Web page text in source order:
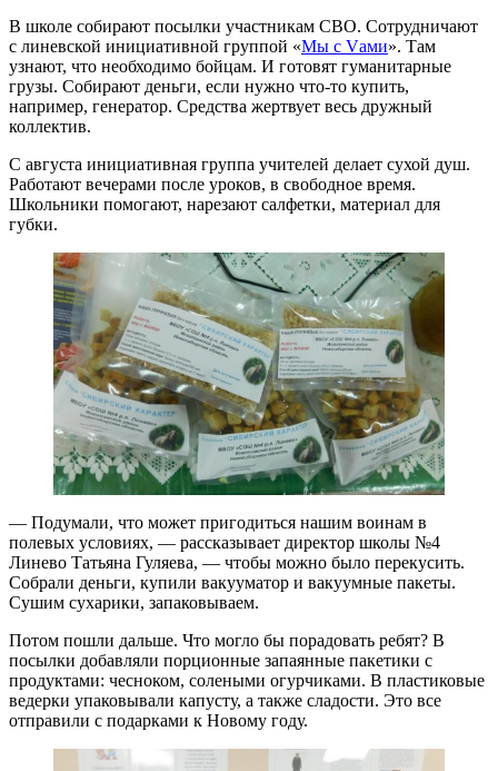
В школе собирают посылки участникам СВО. Сотрудничают
с линевской инициативной группой «Мы с Vами». Там
узнают, что необходимо бойцам. И готовят гуманитарные
грузы. Собирают деньги, если нужно что-то купить,
например, генератор. Средства жертвует весь дружный
коллектив.
С августа инициативная группа учителей делает сухой душ.
Работают вечерами после уроков, в свободное время.
Школьники помогают, нарезают салфетки, материал для
губки.
— Подумали, что может пригодиться нашим воинам в
полевых условиях, — рассказывает директор школы №4
Линево Татьяна Гуляева, — чтобы можно было перекусить.
Собрали деньги, купили вакууматор и вакуумные пакеты.
Сушим сухарики, запаковываем.
Потом пошли дальше. Что могло бы порадовать ребят? В
посылки добавляли порционные запаянные пакетики с
продуктами: чесноком, солеными огурчиками. В пластиковые
ведерки упаковывали капусту, а также сладости. Это все
отправили с подарками к Новому году.